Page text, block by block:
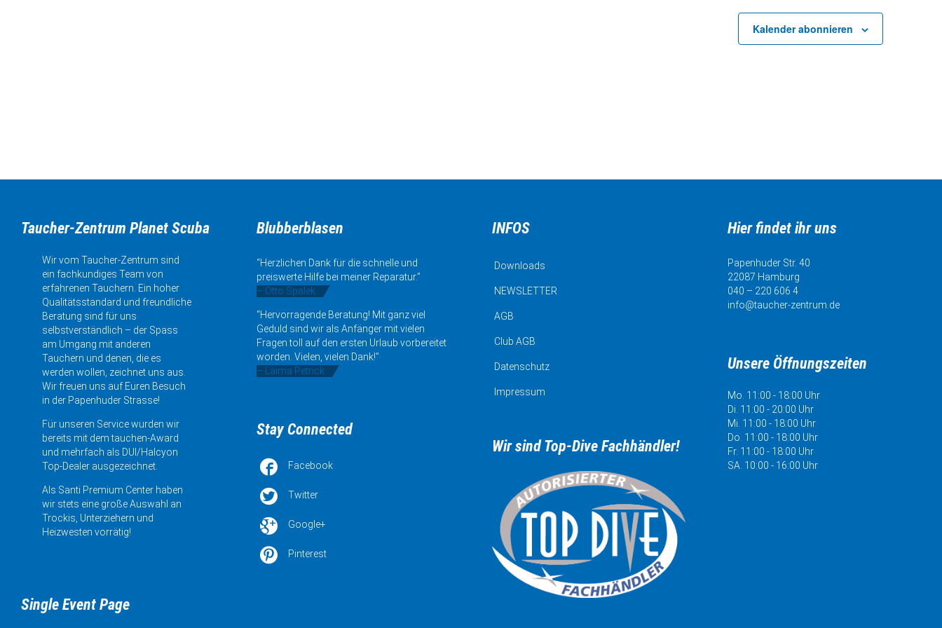
Kalender abonnieren
Taucher-Zentrum Planet Scuba
Wir vom Taucher-Zentrum sind
ein fachkundiges Team von
erfahrenen Tauchern. Ein hoher
Qualitätsstandard und freundliche
Beratung sind für uns
selbstverständlich – der Spass
am Umgang mit anderen
Tauchern und denen, die es
werden wollen, zeichnet uns aus.
Wir freuen uns auf Euren Besuch
in der Papenhuder Strasse!
Für unseren Service wurden wir
bereits mit dem tauchen-Award
und mehrfach als DUI/Halcyon
Top-Dealer ausgezeichnet.
Als Santi Premium Center haben
wir stets eine große Auswahl an
Trockis, Unterziehern und
Heizwesten vorrätig!
Single Event Page
Blubberblasen
“Herzlichen Dank für die schnelle und
preiswerte Hilfe bei meiner Reparatur.”
– Otto Spalek
“Hervorragende Beratung! Mit ganz viel
Geduld sind wir als Anfänger mit vielen
Fragen toll auf den ersten Urlaub vorbereitet
worden. Vielen, vielen Dank!”
– Laima Petrick
Stay Connected
 Facebook
 Twitter
 Google+
 Pinterest
INFOS
Downloads
NEWSLETTER
AGB
Club AGB
Datenschutz
Impressum
Wir sind Top-Dive Fachhändler!
Hier findet ihr uns
Papenhuder Str. 40
22087 Hamburg
040 – 220 606 4
info@taucher-zentrum.de
Unsere Öffnungszeiten
Mo. 11:00 - 18:00 Uhr
Di. 11:00 - 20:00 Uhr
Mi. 11:00 - 18:00 Uhr
Do. 11:00 - 18:00 Uhr
Fr. 11:00 - 18:00 Uhr
SA. 10:00 - 16:00 Uhr